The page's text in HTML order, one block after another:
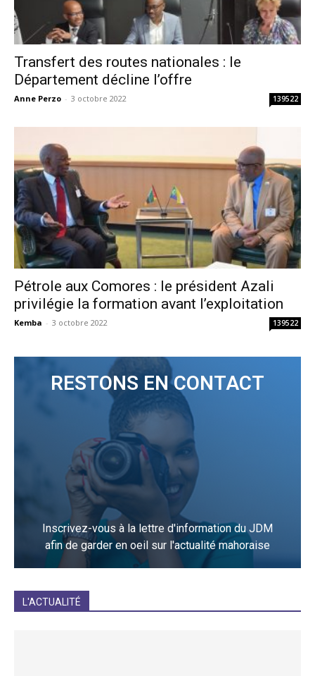
Transfert des routes nationales : le
Département décline l’offre
Anne Perzo - 3 octobre 2022 139522
Pétrole aux Comores : le président Azali
privilégie la formation avant l’exploitation
Kemba - 3 octobre 2022 139522
RESTONS EN CONTACT
Inscrivez-vous à la lettre d'information du JDM
afin de garder en oeil sur l'actualité mahoraise
L'ACTUALITÉ